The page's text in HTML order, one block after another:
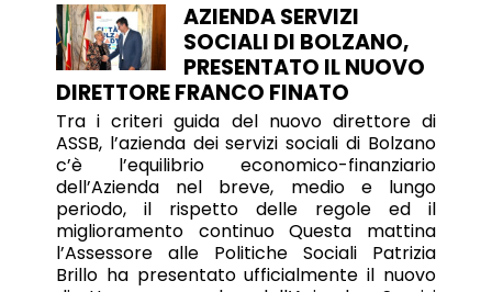
AZIENDA SERVIZI
SOCIALI DI BOLZANO,
PRESENTATO IL NUOVO
DIRETTORE FRANCO FINATO
Tra i criteri guida del nuovo direttore di
ASSB, l’azienda dei servizi sociali di Bolzano
c’è l’equilibrio economico-finanziario
dell’Azienda nel breve, medio e lungo
periodo, il rispetto delle regole ed il
miglioramento continuo Questa mattina
l’Assessore alle Politiche Sociali Patrizia
Brillo ha presentato ufficialmente il nuovo